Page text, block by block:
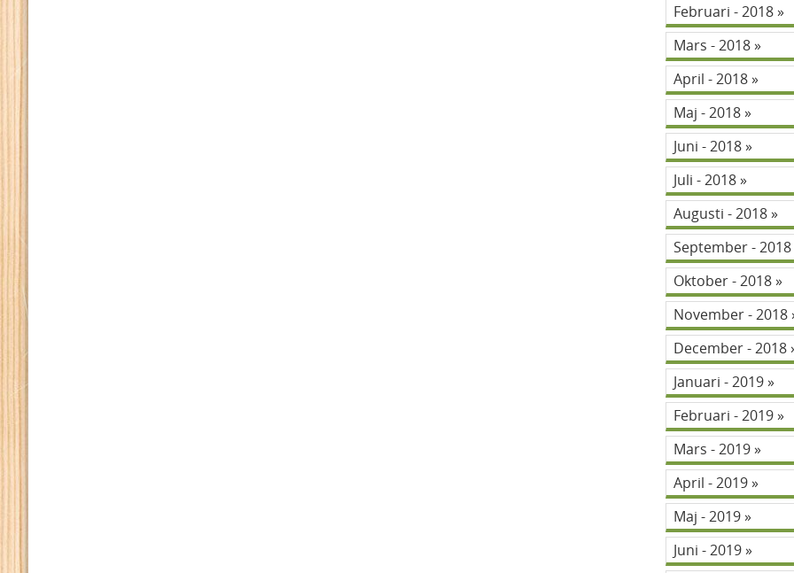
Februari - 2018
Mars - 2018
April - 2018
Maj - 2018
Juni - 2018
Juli - 2018
Augusti - 2018
September - 2018
Oktober - 2018
November - 2018
December - 2018
Januari - 2019
Februari - 2019
Mars - 2019
April - 2019
Maj - 2019
Juni - 2019